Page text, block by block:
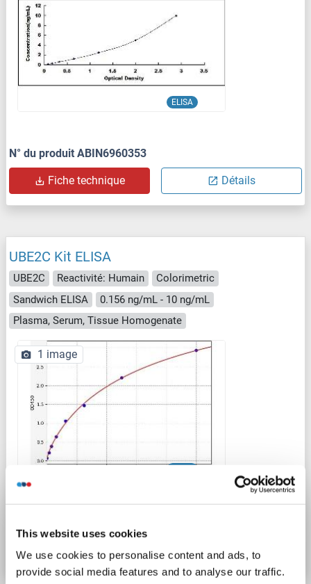
This website uses cookies
We use cookies to personalise content and ads, to
provide social media features and to analyse our traffic.
ELISA
N° du produit ABIN6960353
Fiche technique Détails
UBE2C Kit ELISA
UBE2C Reactivité: Humain
Colorimetric
Sandwich ELISA
0.156 ng/mL - 10 ng/mL
Plasma, Serum, Tissue Homogenate
1 image
Fiche technique Détails